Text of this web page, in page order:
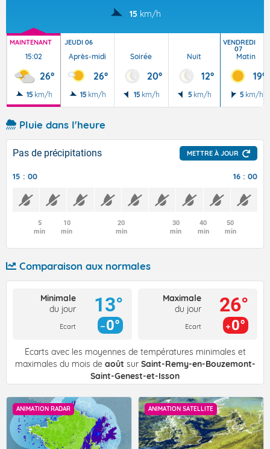
15 km/h
MAINTENANT
15:02
26°
15 km/h
JEUDI 06
Après-midi
26°
15 km/h
Soirée
20°
15 km/h
Nuit
12°
5 km/h
VENDREDI
07
Matin
19°
5 km/h
Pluie dans l'heure
Pas de précipitations METTRE À JOUR
15 : 00 16 : 00
5
min
10
min
20
min
30
min
40
min
50
min
Comparaison aux normales
Minimale
du jour
Ecart
13°
0°
Maximale
du jour
Ecart
26°
0°
Écarts avec les moyennes de températures minimales et
maximales du mois de août sur Saint-Remy-en-Bouzemont-
Saint-Genest-et-Isson
ANIMATION RADAR ANIMATION SATELLITE